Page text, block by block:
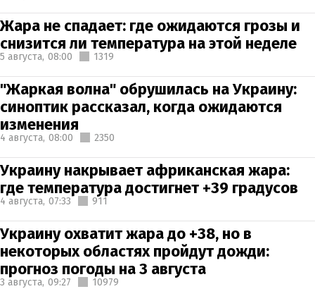
Жара не спадает: где ожидаются грозы и
снизится ли температура на этой неделе
5 августа, 08:00 1319
"Жаркая волна" обрушилась на Украину:
синоптик рассказал, когда ожидаются
изменения
4 августа, 08:00 2350
Украину накрывает африканская жара:
где температура достигнет +39 градусов
4 августа, 07:33 911
Украину охватит жара до +38, но в
некоторых областях пройдут дожди:
прогноз погоды на 3 августа
3 августа, 09:27 10979